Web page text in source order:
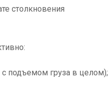
столкновения
подъемом груза в целом);